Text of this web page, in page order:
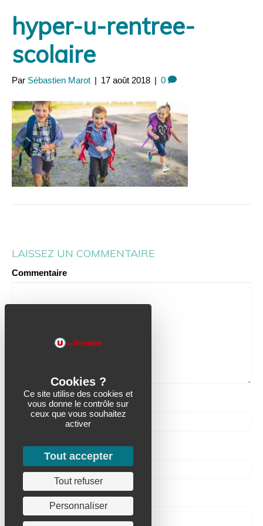
hyper-u-rentree-
scolaire
Par Sébastien Marot | 17 août 2018 | 0
LAISSEZ UN COMMENTAIRE
Commentaire
Nom
Email (ne sera pas publié)
Site Web
Ce site utilise des cookies et
vous donne le contrôle sur
ceux que vous souhaitez
activer
Tout accepter
Tout refuser
Personnaliser